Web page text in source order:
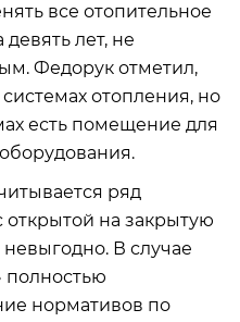
все отопительное
лет, не
Федорук отметил,
отопления, но
есть помещение для
ряд
открытой на закрытую
В случае
полностью
нормативов по